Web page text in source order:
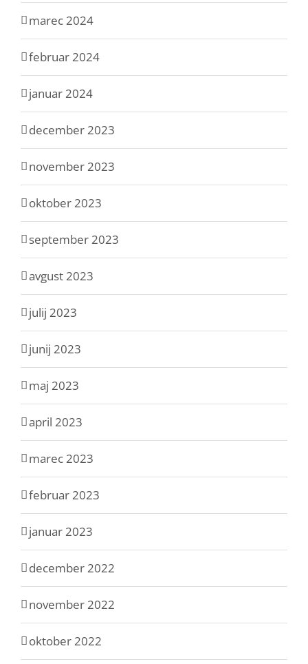
marec 2024
februar 2024
januar 2024
december 2023
november 2023
oktober 2023
september 2023
avgust 2023
julij 2023
junij 2023
maj 2023
april 2023
marec 2023
februar 2023
januar 2023
december 2022
november 2022
oktober 2022